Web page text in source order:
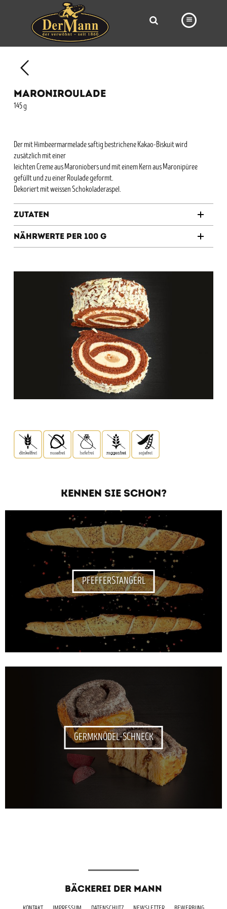
BÄCKEREI
VORBESTELLUNG
KARRIERE
VIDEOS
MARONIROULADE
145 g
Der mit Himbeermarmelade saftig bestrichene Kakao-Biskuit wird
zusätzlich mit einer
leichten Creme aus Maroniobers und mit einem Kern aus Maronipüree
gefüllt und zu einer Roulade geformt.
Dekoriert mit weissen Schokoladeraspel.
Zutaten
Nährwerte per 100 g
KENNEN SIE SCHON?
PFEFFERSTANGERL
GERMKNÖDEL-SCHNECK
BÄCKEREI DER MANN